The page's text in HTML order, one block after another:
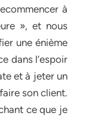
à
», et nous
une énième
dans l’espoir
et à jeter un
son client.
ce que je